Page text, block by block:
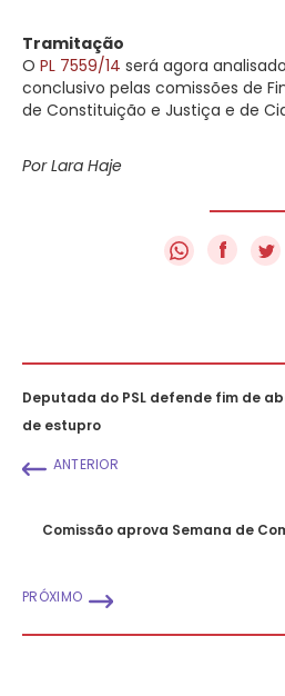
Tramitação
O PL 7559/14 será agora
conclusivo pelas comissões de
de Constituição e Justiça e de
Por Lara Haje
f
Deputada do PSL defende fim de
de estupro
ANTERIOR
Comissão aprova Semana de
PRÓXIMO